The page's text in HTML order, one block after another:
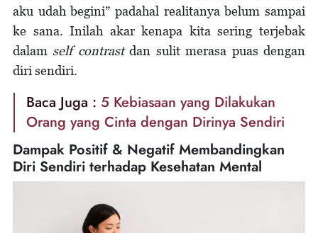
aku udah begini” padahal realitanya belum sampai
ke sana. Inilah akar kenapa kita sering terjebak
dalamself contrastdan sulit merasa puas dengan
diri sendiri.
Baca Juga : 5 Kebiasaan yang Dilakukan
Orang yang Cinta dengan Dirinya Sendiri
Dampak Positif & Negatif Membandingkan
Diri Sendiri terhadap Kesehatan Mental